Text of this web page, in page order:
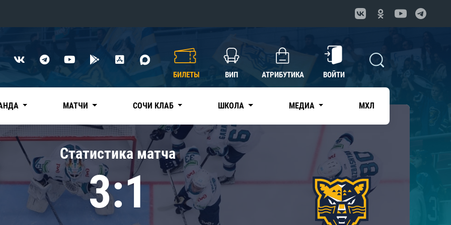
Нефтехимик
Дивизион Чернышева
Авангард
Адмирал
КХЛ
БИЛЕТЫ ВИП АТРИБУТИКА ВОЙТИ
МАТЧИ СОЧИ КЛАБ ШКОЛА МЕДИА МХЛ
Статистика матча
3:1